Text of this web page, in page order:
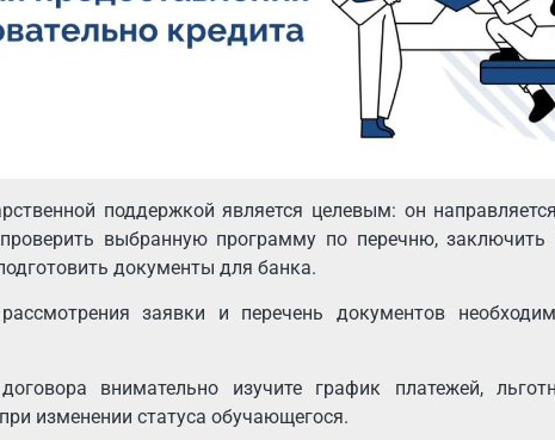
поддержкой является целевым: он
выбранную программу по перечню, заключить
документы для банка.
заявки и перечень документов
внимательно изучите график платежей,
изменении статуса обучающегося.